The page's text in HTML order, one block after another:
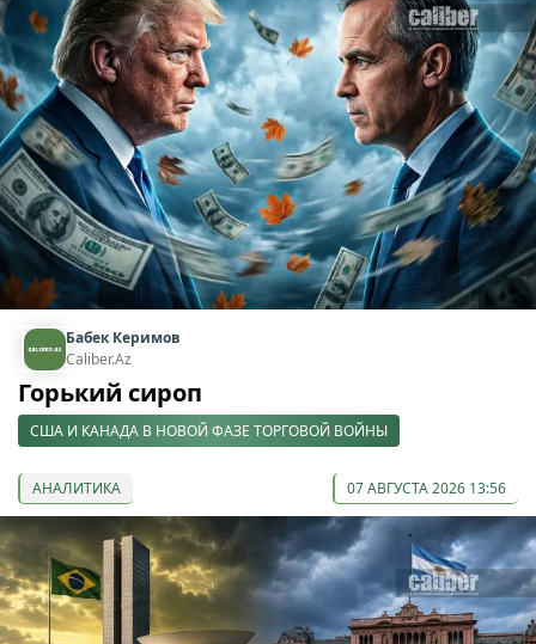
Бабек Керимов
Caliber.Az
Горький сироп
США И КАНАДА В НОВОЙ ФАЗЕ ТОРГОВОЙ ВОЙНЫ
АНАЛИТИКА 07 АВГУСТА 2026 13:56